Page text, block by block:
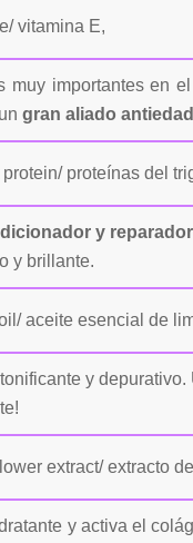
vitamina E,
muy importantes en
gran aliado
proteínas del
y
y brillante.
aceite esencial de
y
extract/ extracto
y activa el